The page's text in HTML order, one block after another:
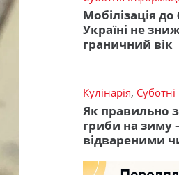
Мобілізація
Україні не
граничний вік
Кулінарія,
Як правильно
гриби на
відвареними